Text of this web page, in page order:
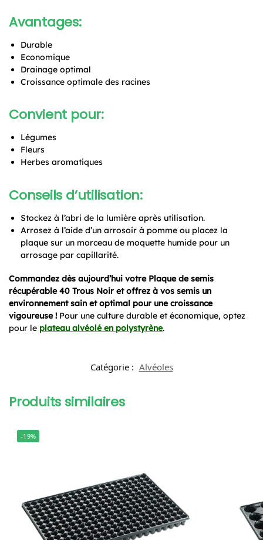
Avantages:
Durable
Economique
Drainage optimal
Croissance optimale des racines
Convient pour:
Légumes
Fleurs
Herbes aromatiques
Conseils d’utilisation:
Stockez à l’abri de la lumière après utilisation.
Arrosez à l’aide d’un arrosoir à pomme ou placez la
plaque sur un morceau de moquette humide pour un
arrosage par capillarité.
Commandez dès aujourd’hui votre Plaque de semis
récupérable 40 Trous Noir et offrez à vos semis un
environnement sain et optimal pour une croissance
vigoureuse ! Pour une culture durable et économique, optez
pour le plateau alvéolé en polystyrène.
Catégorie : Alvéoles
Produits similaires
-19%